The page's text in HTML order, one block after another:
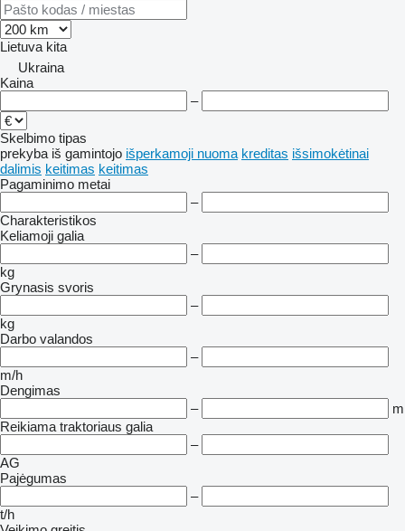
Lietuva kita
Ukraina
Kaina
–
Skelbimo tipas
prekyba iš gamintojo išperkamoji nuoma kreditas išsimokėtinai
dalimis keitimas keitimas
Pagaminimo metai
–
Charakteristikos
Keliamoji galia
–
kg
Grynasis svoris
–
kg
Darbo valandos
–
m/h
Dengimas
–
m
Reikiama traktoriaus galia
–
AG
Pajėgumas
–
t/h